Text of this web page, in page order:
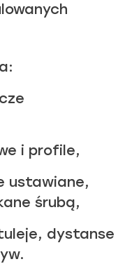
i profile,
ustawiane,
śrubą,
dystanse